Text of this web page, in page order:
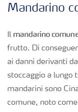
Mandarino
Il mandarino
frutto. Di
ai danni derivanti
stoccaggio a lungo
mandarini sono
comune, noto